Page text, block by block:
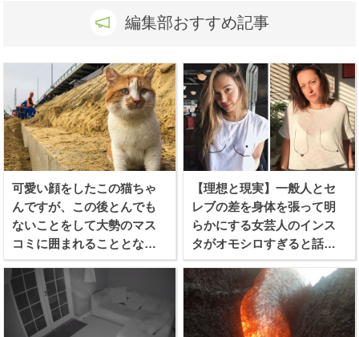
編集部おすすめ記事
可愛い顔をしたこの猫ちゃ
んですが、この後とんでも
ないことをして大勢のマス
コミに囲まれることとなり
ます
【理想と現実】一般人とセ
レブの差を身体を張って明
らかにする女芸人のインス
タがオモシロすぎると話題
に！